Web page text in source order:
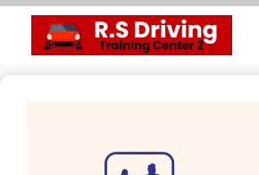
content